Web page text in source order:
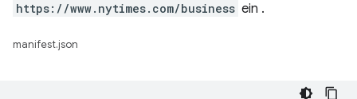
https://www.nytimes.com/business ein .
manifest.json